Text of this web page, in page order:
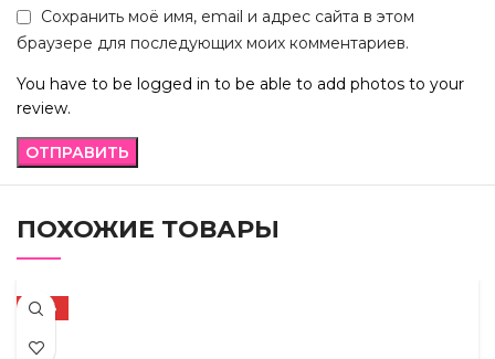
Сохранить моё имя, email и адрес сайта в этом
браузере для последующих моих комментариев.
You have to be logged in to be able to add photos to your
review.
ПОХОЖИЕ ТОВАРЫ
-56%